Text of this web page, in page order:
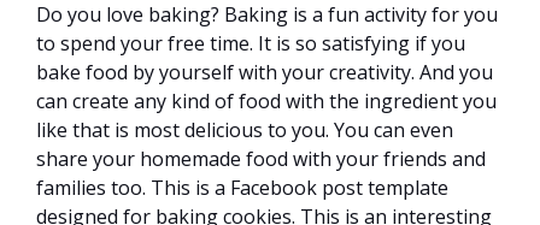
Do you love baking? Baking is a fun activity for you
to spend your free time. It is so satisfying if you
bake food by yourself with your creativity. And you
can create any kind of food with the ingredient you
like that is most delicious to you. You can even
share your homemade food with your friends and
families too. This is a Facebook post template
designed for baking cookies. This is an interesting